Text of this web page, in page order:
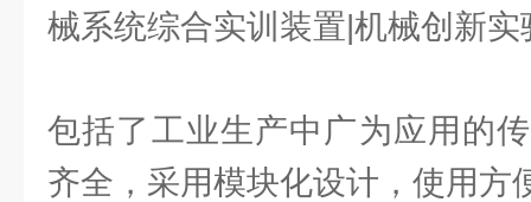
械系统综合实训装置|机械创新实
包括了工业生产中广为应用的
齐全，采用模块化设计，使用方